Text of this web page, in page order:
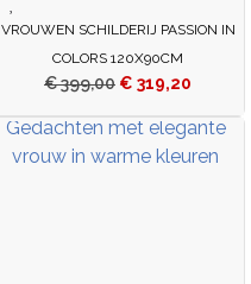
VROUWEN SCHILDERIJ PASSION IN
COLORS 120X90CM
€399,00 € 319,20